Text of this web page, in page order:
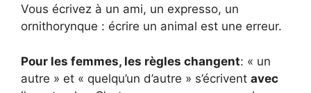
Vous écrivez à un ami, un expresso, un
ornithorynque : écrire un animal est une erreur.
Pour les femmes, les règles changent: « un
autre » et « quelqu’un d’autre » s’écrivent avec